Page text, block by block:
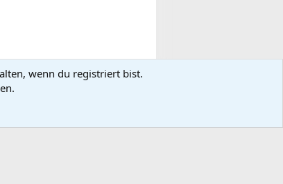
Datenschutz
wenn du registriert bist.